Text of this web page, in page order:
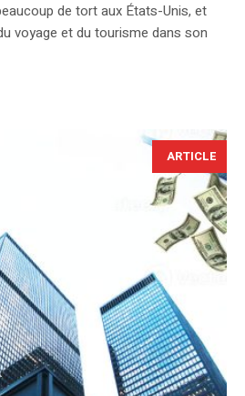
de tort aux États-Unis, et
voyage et du tourisme dans son
ARTICLE